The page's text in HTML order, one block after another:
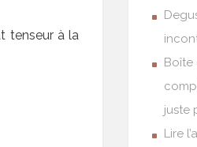
tenseur à la
Boîte
juste
Lire